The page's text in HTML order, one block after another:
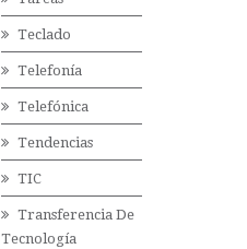
Teclado
Telefonía
Telefónica
Tendencias
TIC
Transferencia De
Tecnología